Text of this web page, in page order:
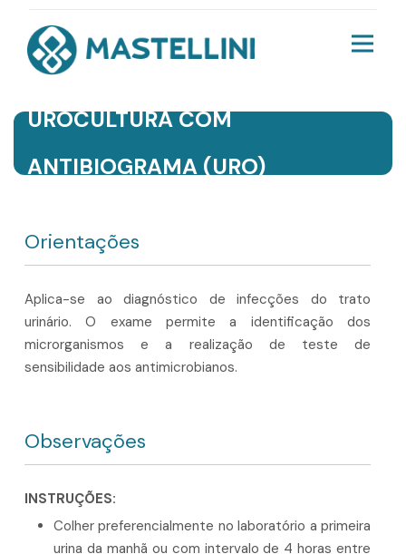
UROCULTURA COM
ANTIBIOGRAMA (URO)
Orientações
Aplica-se ao diagnóstico de infecções do trato
urinário. O exame permite a identificação dos
microrganismos e a realização de teste de
sensibilidade aos antimicrobianos.
Observações
INSTRUÇÕES:
Colher preferencialmente no laboratório a primeira
urina da manhã ou com intervalo de 4 horas entre